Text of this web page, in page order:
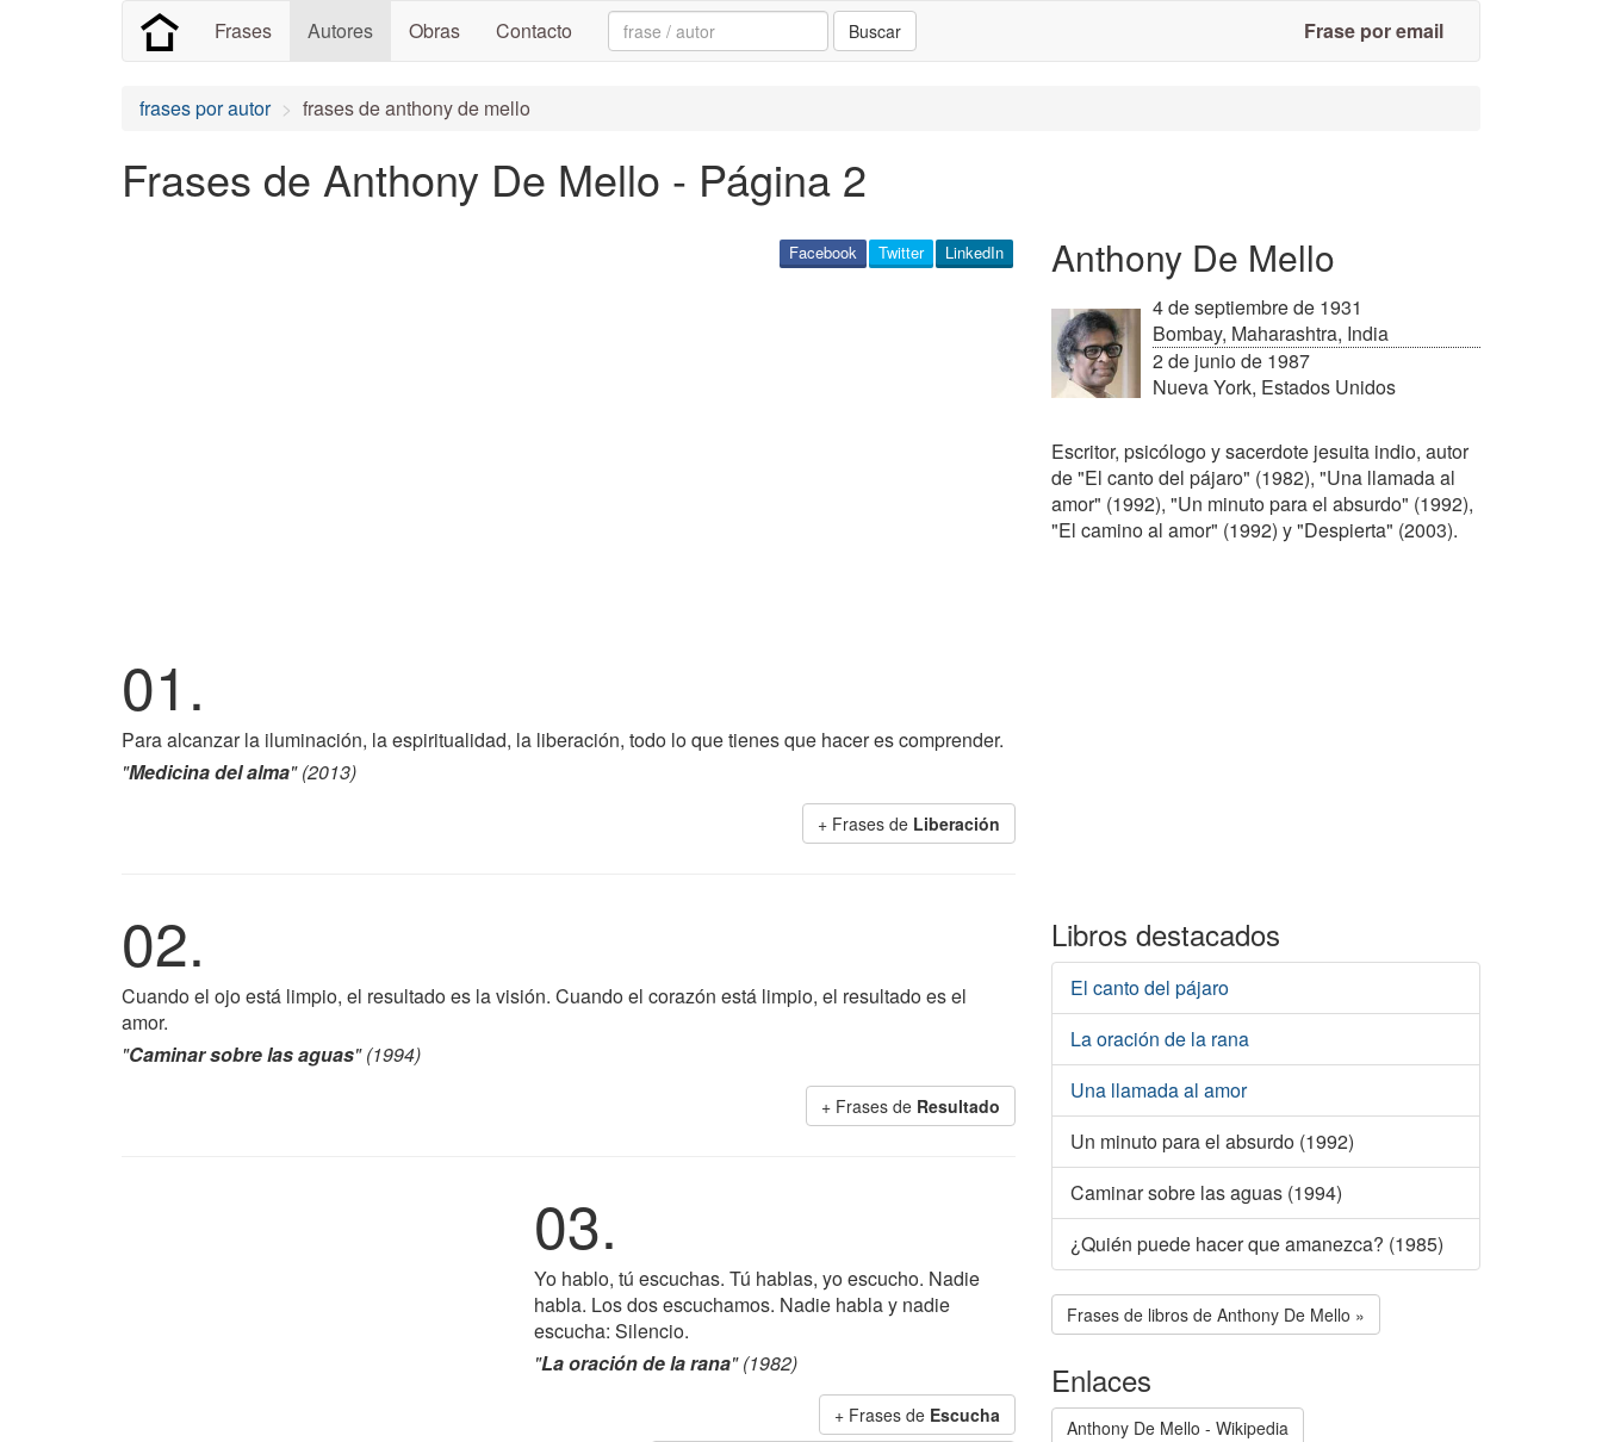
Frases Autores Obras Contacto Search: Buscar Frase por email
frases por autor frases de anthony de mello
Frases de Anthony De Mello - Página 2
LinkedIn
Twitter
Facebook
01.
Para alcanzar la iluminación, la espiritualidad, la liberación, todo lo que tienes que hacer es comprender.
"Medicina del alma" (2013)
+ Frases de Liberación
02.
Cuando el ojo está limpio, el resultado es la visión. Cuando el corazón está limpio, el resultado es el
amor.
"Caminar sobre las aguas" (1994)
+ Frases de Resultado
03.
Yo hablo, tú escuchas. Tú hablas, yo escucho. Nadie
habla. Los dos escuchamos. Nadie habla y nadie
escucha: Silencio.
"La oración de la rana" (1982)
+ Frases de Escucha
Anthony De Mello
4 de septiembre de 1931
Bombay, Maharashtra, India
2 de junio de 1987
Nueva York, Estados Unidos
Escritor, psicólogo y sacerdote jesuita indio, autor
de "El canto del pájaro" (1982), "Una llamada al
amor" (1992), "Un minuto para el absurdo" (1992),
"El camino al amor" (1992) y "Despierta" (2003).
Libros destacados
El canto del pájaro
La oración de la rana
Una llamada al amor
Un minuto para el absurdo (1992)
Caminar sobre las aguas (1994)
¿Quién puede hacer que amanezca? (1985)
Frases de libros de Anthony De Mello »
Enlaces
Anthony De Mello - Wikipedia